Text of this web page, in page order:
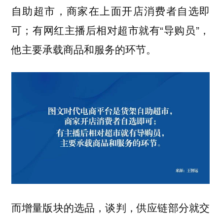
自助超市，商家在上面开店消费者自选即
可；有网红主播后相对超市就有“导购员”，
他主要承载商品和服务的环节。
而增量版块的选品，谈判，供应链部分就交